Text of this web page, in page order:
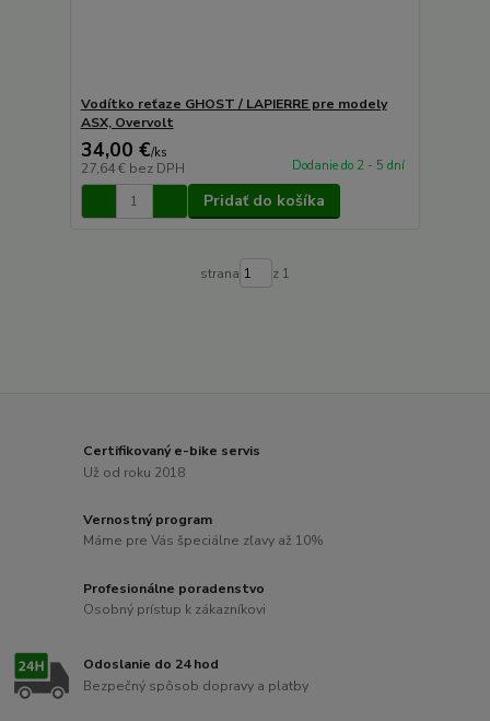
Vodítko reťaze GHOST / LAPIERRE pre modely
ASX, Overvolt
34,00 €/ks
27,64 € bez DPH Dodanie do 2 - 5 dní
Pridať do košíka
strana z 1
Certifikovaný e-bike servis
Už od roku 2018
Vernostný program
Máme pre Vás špeciálne zľavy až 10%
Profesionálne poradenstvo
Osobný prístup k zákazníkovi
Odoslanie do 24 hod
Bezpečný spôsob dopravy a platby